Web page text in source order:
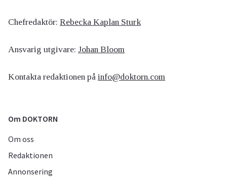
Chefredaktör: Rebecka Kaplan Sturk
Ansvarig utgivare: Johan Bloom
Kontakta redaktionen på info@doktorn.com
Om DOKTORN
Om oss
Redaktionen
Annonsering